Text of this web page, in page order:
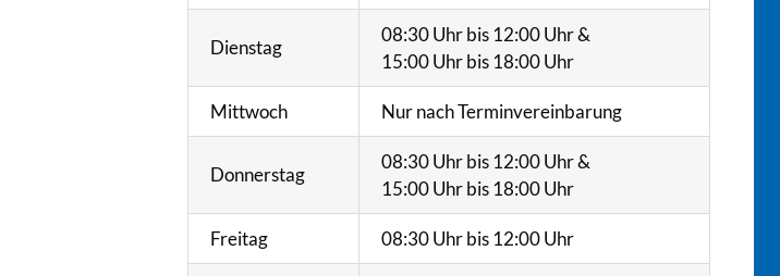
Dienstag
08:30 Uhr bis 12:00 Uhr &
15:00 Uhr bis 18:00 Uhr
Mittwoch Nur nach Terminvereinbarung
Donnerstag
08:30 Uhr bis 12:00 Uhr &
15:00 Uhr bis 18:00 Uhr
Freitag 08:30 Uhr bis 12:00 Uhr